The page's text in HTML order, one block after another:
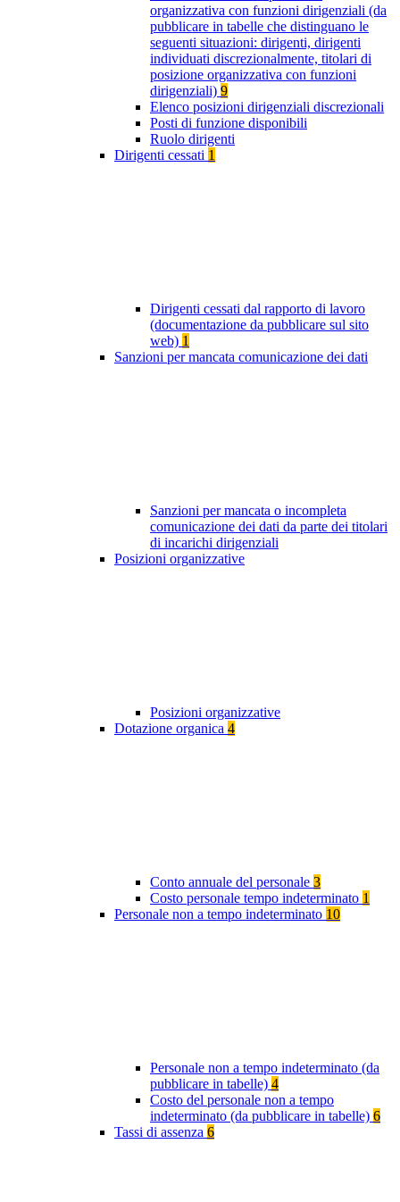
organizzativa con funzioni dirigenziali (da
pubblicare in tabelle che distinguano le
seguenti situazioni: dirigenti, dirigenti
individuati discrezionalmente, titolari di
posizione organizzativa con funzioni
dirigenziali) 9
Elenco posizioni dirigenziali discrezionali
Posti di funzione disponibili
Ruolo dirigenti
Dirigenti cessati 1
Dirigenti cessati dal rapporto di lavoro
(documentazione da pubblicare sul sito
web) 1
Sanzioni per mancata comunicazione dei dati
Sanzioni per mancata o incompleta
comunicazione dei dati da parte dei titolari
di incarichi dirigenziali
Posizioni organizzative
Posizioni organizzative
Dotazione organica 4
Conto annuale del personale 3
Costo personale tempo indeterminato 1
Personale non a tempo indeterminato 10
Personale non a tempo indeterminato (da
pubblicare in tabelle) 4
Costo del personale non a tempo
indeterminato (da pubblicare in tabelle) 6
Tassi di assenza 6